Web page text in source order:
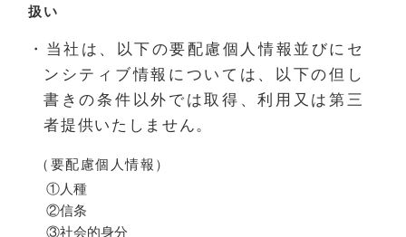
扱い
・当社は、以下の要配慮個人情報並びにセ
ンシティブ情報については、以下の但し
書きの条件以外では取得、利用又は第三
者提供いたしません。
（要配慮個人情報）
①人種
②信条
③社会的身分